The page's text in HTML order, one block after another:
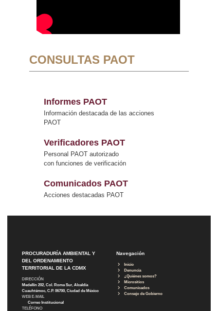
CONSULTAS PAOT
Informes PAOT
Información destacada de las acciones
PAOT
Verificadores PAOT
Personal PAOT autorizado
con funciones de verificación
Comunicados PAOT
Acciones destacadas PAOT
PROCURADURÍA AMBIENTAL Y
DEL ORDENAMIENTO
TERRITORIAL DE LA CDMX
DIRECCIÓN
Medellín 202, Col. Roma Sur, Alcaldía
Cuauhtémoc, C.P. 06700, Ciudad de México
WEB E-MAIL
Correo Institucional
TELÉFONO
Navegación
Inicio
Denuncia
¿Quiénes somos?
Micrositios
Comunicados
Consejo de Gobierno